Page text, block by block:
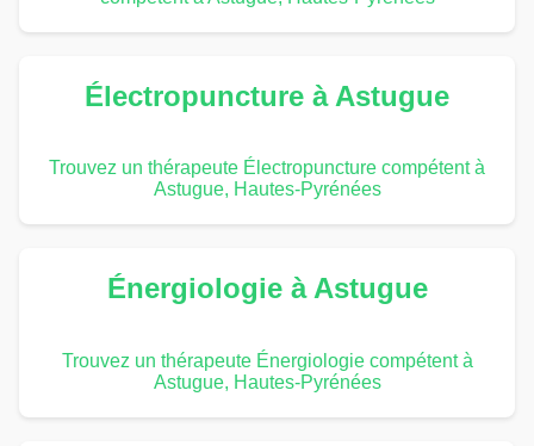
Électropuncture à Astugue
Trouvez un thérapeute Électropuncture compétent à
Astugue, Hautes-Pyrénées
Énergiologie à Astugue
Trouvez un thérapeute Énergiologie compétent à
Astugue, Hautes-Pyrénées